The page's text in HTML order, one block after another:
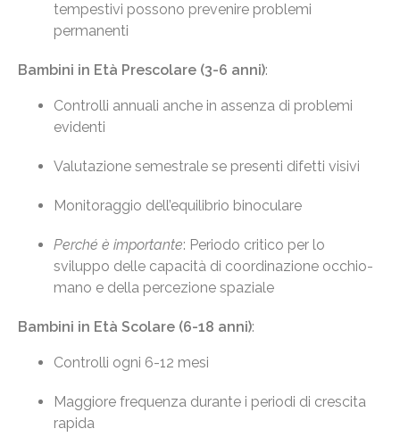
tempestivi possono prevenire problemi
permanenti
Bambini in Età Prescolare (3-6 anni):
Controlli annuali anche in assenza di problemi
evidenti
Valutazione semestrale se presenti difetti visivi
Monitoraggio dell’equilibrio binoculare
Perché è importante: Periodo critico per lo
sviluppo delle capacità di coordinazione occhio-
mano e della percezione spaziale
Bambini in Età Scolare (6-18 anni):
Controlli ogni 6-12 mesi
Maggiore frequenza durante i periodi di crescita
rapida